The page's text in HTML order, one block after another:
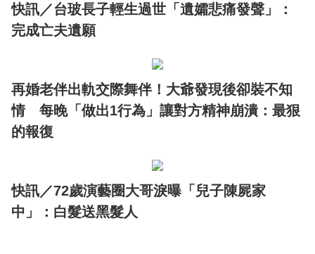
快訊／台玻長子輕生過世「遺孀悲痛發聲」：
完成亡夫遺願
再婚老伴出軌交際舞伴！大爺發現後卻裝不知
情 每晚「做出1行為」讓對方精神崩潰：最狠
的報復
快訊／72歲演藝圈大哥淚曝「兒子陳屍家
中」：白髮送黑髮人